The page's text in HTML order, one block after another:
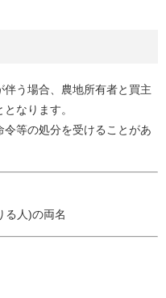
う場合、農地所有者と買主
なります。
等の処分を受けることがあ
人)の両名